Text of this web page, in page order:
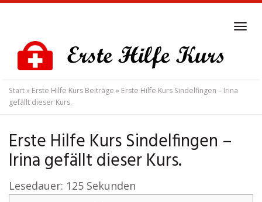
content
Start» Erste Hilfe Kurs Beiträge » Erste Hilfe Kurs Sindelfingen – Irina
gefällt dieser Kurs.
Erste Hilfe Kurs Sindelfingen –
Irina gefällt dieser Kurs.
Lesedauer: 125 Sekunden